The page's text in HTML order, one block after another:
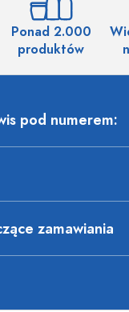
Ponad 2.000
produktów
pod numerem:
zamawiania